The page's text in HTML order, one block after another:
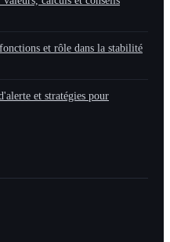
et rôle dans la stabilité
et stratégies pour